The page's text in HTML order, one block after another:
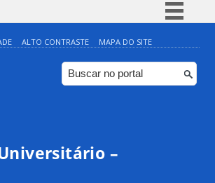
Simplifique!
Comunica BR
Participe
Canais
ALTO CONTRASTE MAPA DO SITE
–